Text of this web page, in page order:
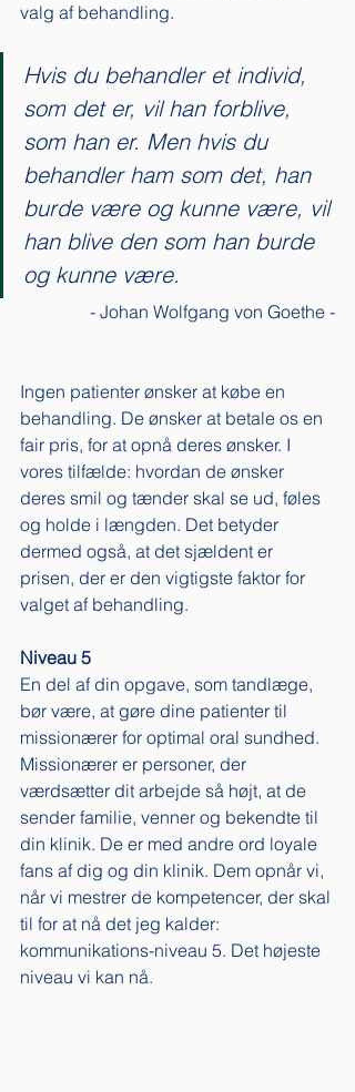
valg af behandling.
Hvis du behandler et individ,
som det er, vil han forblive,
som han er. Men hvis du
behandler ham som det, han
burde være og kunne være, vil
han blive den som han burde
og kunne være.
- Johan Wolfgang von Goethe -
Ingen patienter ønsker at købe en
behandling. De ønsker at betale os en
fair pris, for at opnå deres ønsker. I
vores tilfælde: hvordan de ønsker
deres smil og tænder skal se ud, føles
og holde i længden. Det betyder
dermed også, at det sjældent er
prisen, der er den vigtigste faktor for
valget af behandling.
Niveau 5
En del af din opgave, som tandlæge,
bør være, at gøre dine patienter til
missionærer for optimal oral sundhed.
Missionærer er personer, der
værdsætter dit arbejde så højt, at de
sender familie, venner og bekendte til
din klinik. De er med andre ord loyale
fans af dig og din klinik. Dem opnår vi,
når vi mestrer de kompetencer, der skal
til for at nå det jeg kalder:
kommunikations-niveau 5. Det højeste
niveau vi kan nå.